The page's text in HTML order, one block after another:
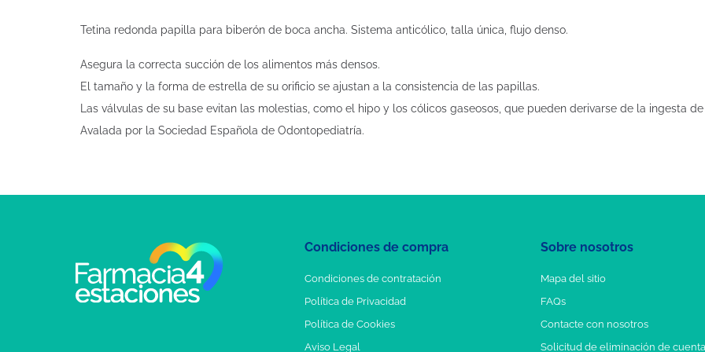
Tetina redonda papilla para biberón de boca ancha. Sistema anticólico, talla única, flujo denso.
Asegura la correcta succión de los alimentos más densos.
El tamaño y la forma de estrella de su orificio se ajustan a la consistencia de las papillas.
Las válvulas de su base evitan las molestias, como el hipo y los cólicos gaseosos, que pueden derivarse de la ingesta de
Avalada por la Sociedad Española de Odontopediatría.
Condiciones de compra
Condiciones de contratación
Política de Privacidad
Política de Cookies
Aviso Legal
Sobre nosotros
Mapa del sitio
FAQs
Contacte con nosotros
Solicitud de eliminación de cuenta